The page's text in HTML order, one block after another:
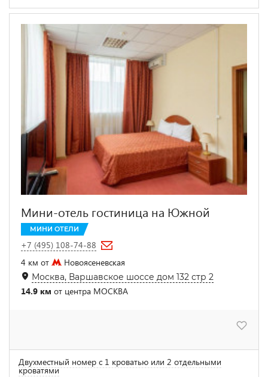
Мини-отель гостиница на Южной
МИНИ ОТЕЛИ
+7 (495) 108-74-88
4 км от
Новоясеневская
Москва, Варшавское шоссе дом 132 стр 2
14.9 км от центра МОСКВА
Двухместный номер с 1 кроватью или 2 отдельными
кроватями